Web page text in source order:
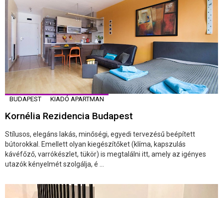
BUDAPEST KIADÓ APARTMAN
Kornélia Rezidencia Budapest
Stílusos, elegáns lakás, minőségi, egyedi tervezésű beépített
bútorokkal. Emellett olyan kiegészítőket (klíma, kapszulás
kávéfőző, varrókészlet, tükör) is megtalálni itt, amely az igényes
utazók kényelmét szolgálja, é ...